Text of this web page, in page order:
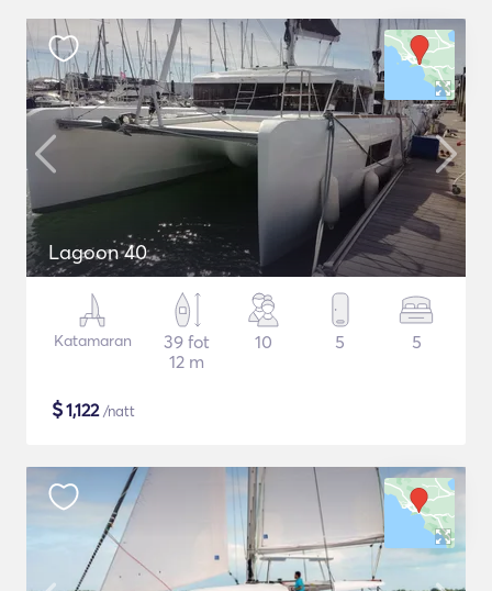
Lagoon 40
Katamaran
39 fot
12 m
10 5 5
$1,122/natt